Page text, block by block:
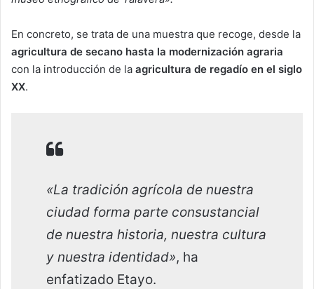
En concreto, se trata de una muestra que recoge, desde la
agricultura de secano hasta la modernización agraria
con la introducción de la agricultura de regadío en el siglo
XX.
«La tradición agrícola de nuestra
ciudad forma parte consustancial
de nuestra historia, nuestra cultura
y nuestra identidad», ha
enfatizado Etayo.